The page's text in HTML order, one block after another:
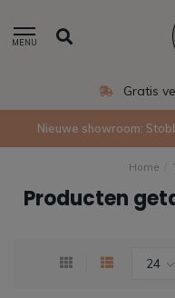
MENU
Gratis
Nieuwe showroom:
Home
Producten